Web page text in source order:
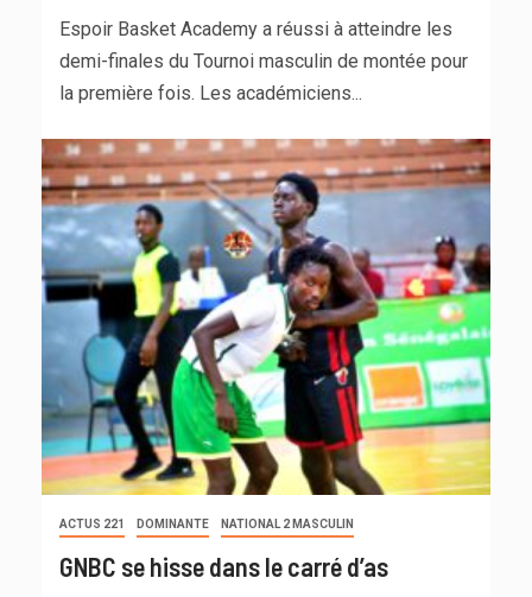
Espoir Basket Academy a réussi à atteindre les
demi-finales du Tournoi masculin de montée pour
la première fois. Les académiciens...
ACTUS 221 DOMINANTE NATIONAL 2 MASCULIN
GNBC se hisse dans le carré d’as